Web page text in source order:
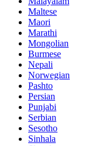
Maltese
Maori
Marathi
Mongolian
Burmese
Nepali
Norwegian
Pashto
Persian
Punjabi
Serbian
Sesotho
Sinhala